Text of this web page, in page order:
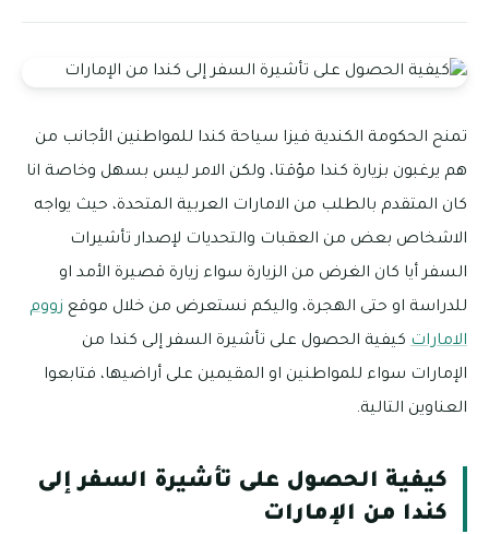
تمنح الحكومة الكندية فيزا سياحة كندا للمواطنين الأجانب من
هم يرغبون بزيارة كندا مؤقتا، ولكن الامر ليس بسهل وخاصة انا
كان المتقدم بالطلب من الامارات العربية المتحدة، حيث يواجه
الاشخاص بعض من العقبات والتحديات لإصدار تأشيرات
السفر أيا كان الغرض من الزيارة سواء زيارة قصيرة الأمد او
للدراسة او حتى الهجرة، واليكم نستعرض من خلال موقع زووم
الامارات كيفية الحصول على تأشيرة السفر إلى كندا من
الإمارات سواء للمواطنين او المقيمين على أراضيها، فتابعوا
العناوين التالية.
كيفية الحصول على تأشيرة السفر إلى
كندا من الإمارات